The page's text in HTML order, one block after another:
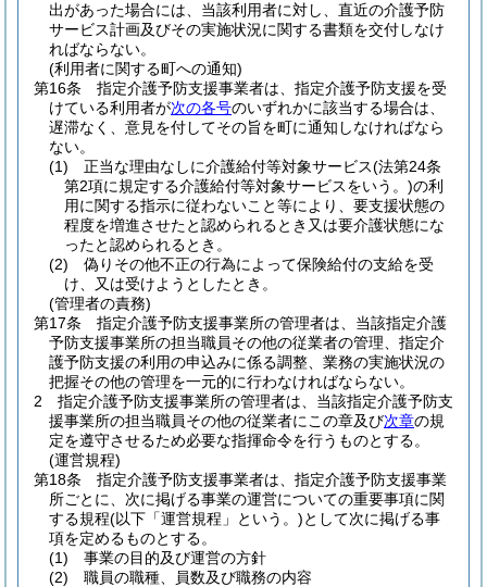
出があった場合には、当該利用者に対し、直近の介護予防
サービス計画及びその実施状況に関する書類を交付しなけ
ればならない。
(利用者に関する町への通知)
第16条
指定介護予防支援事業者は、指定介護予防支援を受
けている利用者が次の各号のいずれかに該当する場合は、
遅滞なく、意見を付してその旨を町に通知しなければなら
ない。
(1)
正当な理由なしに介護給付等対象サービス(法第24条
第2項に規定する介護給付等対象サービスをいう。)の利
用に関する指示に従わないこと等により、要支援状態の
程度を増進させたと認められるとき又は要介護状態にな
ったと認められるとき。
(2)
偽りその他不正の行為によって保険給付の支給を受
け、又は受けようとしたとき。
(管理者の責務)
第17条
指定介護予防支援事業所の管理者は、当該指定介護
予防支援事業所の担当職員その他の従業者の管理、指定介
護予防支援の利用の申込みに係る調整、業務の実施状況の
把握その他の管理を一元的に行わなければならない。
2
指定介護予防支援事業所の管理者は、当該指定介護予防支
援事業所の担当職員その他の従業者にこの章及び次章の規
定を遵守させるため必要な指揮命令を行うものとする。
(運営規程)
第18条
指定介護予防支援事業者は、指定介護予防支援事業
所ごとに、次に掲げる事業の運営についての重要事項に関
する規程(以下「運営規程」という。)として次に掲げる事
項を定めるものとする。
(1)
事業の目的及び運営の方針
(2)
職員の職種、員数及び職務の内容